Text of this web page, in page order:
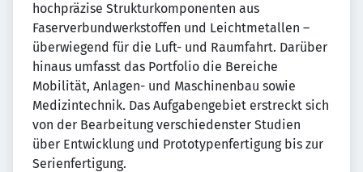
hochpräzise Strukturkomponenten aus
Faserverbundwerkstoffen und Leichtmetallen –
überwiegend für die Luft- und Raumfahrt. Darüber
hinaus umfasst das Portfolio die Bereiche
Mobilität, Anlagen- und Maschinenbau sowie
Medizintechnik. Das Aufgabengebiet erstreckt sich
von der Bearbeitung verschiedenster Studien
über Entwicklung und Prototypenfertigung bis zur
Serienfertigung.